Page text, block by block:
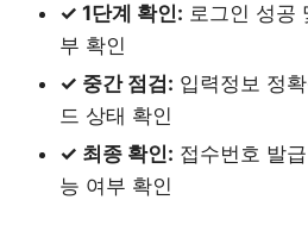
✓ 1단계 확인: 로그인 성공
부 확인
✓ 중간 점검: 입력정보 정
드 상태 확인
✓ 최종 확인: 접수번호 발
능 여부 확인